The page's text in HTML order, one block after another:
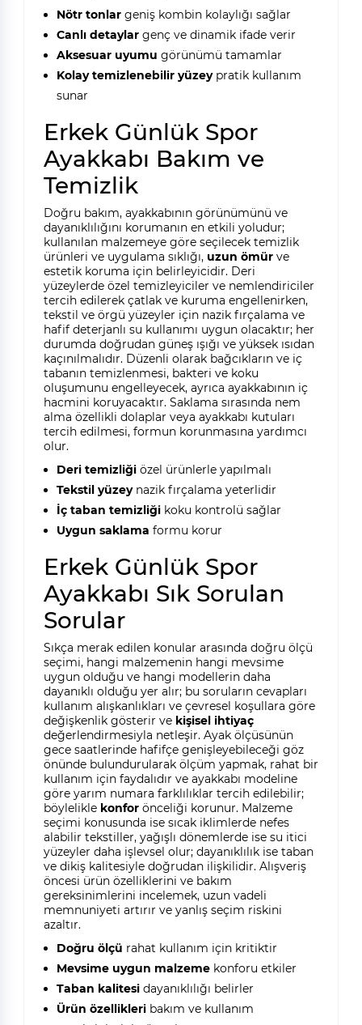
Nötr tonlargeniş kombin kolaylığı sağlar
Canlı detaylargenç ve dinamik ifade verir
Aksesuar uyumu görünümü tamamlar
Kolay temizlenebilir yüzeypratik kullanım
sunar
Erkek Günlük Spor
Ayakkabı Bakım ve
Temizlik
Doğru bakım, ayakkabının görünümünü ve
dayanıklılığını korumanın en etkili yoludur;
kullanılan malzemeye göre seçilecek temizlik
ürünleri ve uygulama sıklığı, uzun ömürve
estetik koruma için belirleyicidir. Deri
yüzeylerde özel temizleyiciler ve nemlendiriciler
tercih edilerek çatlak ve kuruma engellenirken,
tekstil ve örgü yüzeyler için nazik fırçalama ve
hafif deterjanlı su kullanımı uygun olacaktır; her
durumda doğrudan güneş ışığı ve yüksek ısıdan
kaçınılmalıdır. Düzenli olarak bağcıkların ve iç
tabanın temizlenmesi, bakteri ve koku
oluşumunu engelleyecek, ayrıca ayakkabının iç
hacmini koruyacaktır. Saklama sırasında nem
alma özellikli dolaplar veya ayakkabı kutuları
tercih edilmesi, formun korunmasına yardımcı
olur.
Deri temizliğiözel ürünlerle yapılmalı
Tekstil yüzeynazik fırçalama yeterlidir
İç taban temizliğikoku kontrolü sağlar
Uygun saklama formu korur
Erkek Günlük Spor
Ayakkabı Sık Sorulan
Sorular
Sıkça merak edilen konular arasında doğru ölçü
seçimi, hangi malzemenin hangi mevsime
uygun olduğu ve hangi modellerin daha
dayanıklı olduğu yer alır; bu soruların cevapları
kullanım alışkanlıkları ve çevresel koşullara göre
değişkenlik gösterir ve kişisel ihtiyaç
değerlendirmesiyla netleşir. Ayak ölçüsünün
gece saatlerinde hafifçe genişleyebileceği göz
önünde bulundurularak ölçüm yapmak, rahat bir
kullanım için faydalıdır ve ayakkabı modeline
göre yarım numara farklılıklar tercih edilebilir;
böylelikle konforönceliği korunur. Malzeme
seçimi konusunda ise sıcak iklimlerde nefes
alabilir tekstiller, yağışlı dönemlerde ise su itici
yüzeyler daha işlevsel olur; dayanıklılık ise taban
ve dikiş kalitesiyle doğrudan ilişkilidir. Alışveriş
öncesi ürün özelliklerini ve bakım
gereksinimlerini incelemek, uzun vadeli
memnuniyeti artırır ve yanlış seçim riskini
azaltır.
Doğru ölçü rahat kullanım için kritiktir
Mevsime uygun malzemekonforu etkiler
Taban kalitesidayanıklılığı belirler
Ürün özellikleribakım ve kullanım